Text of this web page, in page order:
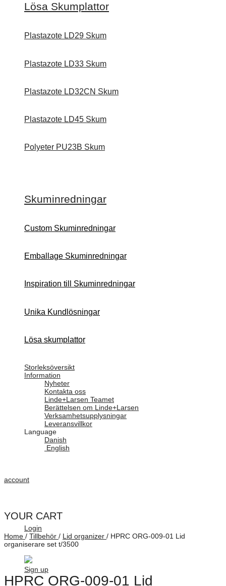
Lösa Skumplattor
Plastazote LD29 Skum
Plastazote LD33 Skum
Plastazote LD32CN Skum
Plastazote LD45 Skum
Polyeter PU23B Skum
Skuminredningar
Custom Skuminredningar
Emballage Skuminredningar
Inspiration till Skuminredningar
Unika Kundlösningar
Lösa skumplattor
Storleksöversikt
Information
Nyheter
Kontakta oss
Linde+Larsen Teamet
Berättelsen om Linde+Larsen
Verksamhetsupplysningar
Leveransvillkor
Language
Danish
English
account
Login
Sign up
YOUR CART
Home / Tillbehör / Lid organizer / HPRC ORG-009-01 Lid
organiserare set t/3500
HPRC ORG-009-01 Lid